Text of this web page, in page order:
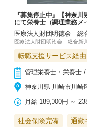
『募集停止中』【神奈
にて栄養士（調理業務メ
医療法人財団明徳会 総
医療法人財団明徳会 総合新
転職支援サービス経由
管理栄養士・栄養士 /
神奈川県 川崎市川崎
月給 189,000円 ～
社会保険完備 通勤